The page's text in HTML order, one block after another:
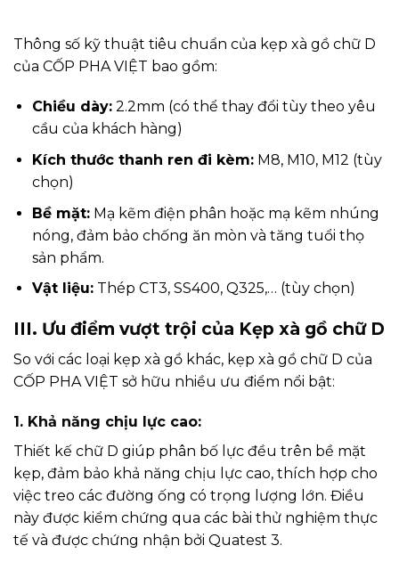
Thông số kỹ thuật tiêu chuẩn của kẹp xà gồ chữ D
của CỐP PHA VIỆT bao gồm:
Chiều dày:2.2mm (có thể thay đổi tùy theo yêu
cầu của khách hàng)
Kích thước thanh ren đi kèm:M8, M10, M12 (tùy
chọn)
Bề mặt:Mạ kẽm điện phân hoặc mạ kẽm nhúng
nóng, đảm bảo chống ăn mòn và tăng tuổi thọ
sản phẩm.
Vật liệu:Thép CT3, SS400, Q325,… (tùy chọn)
III. Ưu điểm vượt trội của Kẹp xà gồ chữ D
So với các loại kẹp xà gồ khác, kẹp xà gồ chữ D của
CỐP PHA VIỆT sở hữu nhiều ưu điểm nổi bật:
1. Khả năng chịu lực cao:
Thiết kế chữ D giúp phân bố lực đều trên bề mặt
kẹp, đảm bảo khả năng chịu lực cao, thích hợp cho
việc treo các đường ống có trọng lượng lớn. Điều
này được kiểm chứng qua các bài thử nghiệm thực
tế và được chứng nhận bởi Quatest 3.